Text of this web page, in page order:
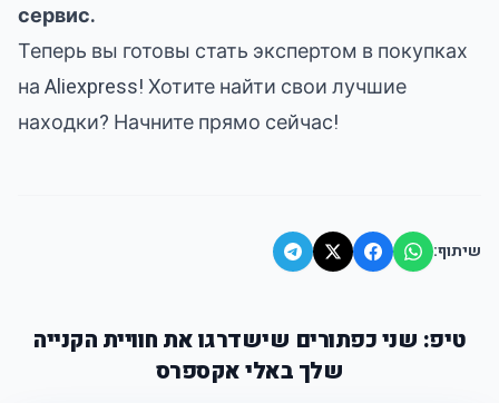
сервис.
Теперь вы готовы стать экспертом в покупках
на Aliexpress! Хотите найти свои лучшие
находки? Начните прямо сейчас!
שיתוף:
טיפ: שני כפתורים שישדרגו את חוויית הקנייה
שלך באלי אקספרס